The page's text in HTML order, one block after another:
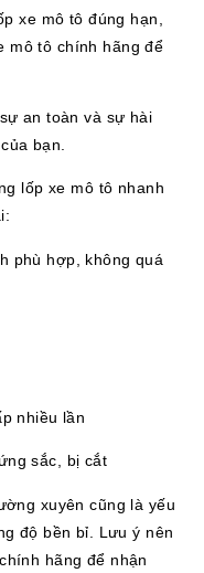
xe mô tô đúng hạn,
mô tô chính hãng để
an toàn và sự hài
bạn.
lốp xe mô tô nhanh
phù hợp, không quá
nhiều lần
sắc, bị cắt
xuyên cũng là yếu
độ bền bỉ. Lưu ý nên
hãng để nhận